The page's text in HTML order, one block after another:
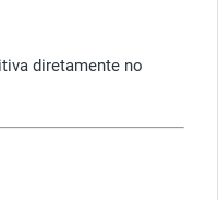
diretamente no